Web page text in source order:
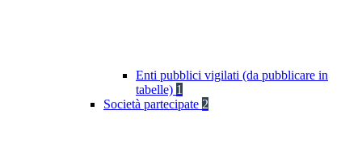
Enti pubblici vigilati (da pubblicare in
tabelle) 1
Società partecipate 2